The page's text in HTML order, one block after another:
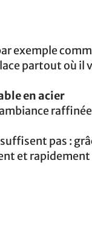
exemple
partout où il
en acier
pas :
et rapidement